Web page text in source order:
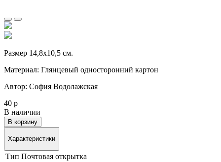
Размер 14,8х10,5 см.
Материал: Глянцевый односторонний картон
Автор: София Водолажская
40 р
В наличии
В корзину
Характеристики
Тип Почтовая открытка